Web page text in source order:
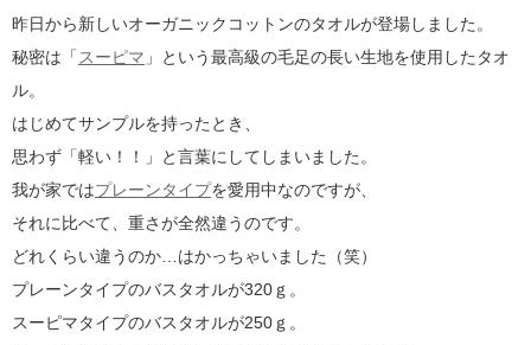
昨日から新しいオーガニックコットンのタオルが登場しました。
秘密は「 スーピマ 」という最高級の毛足の長い生地を使用したタオ
ル。
はじめてサンプルを持ったとき、
思わず「軽い！！」と言葉にしてしまいました。
我が家ではプレーンタイプを愛用中なのですが、
それに比べて、重さが全然違うのです。
どれくらい違うのか…はかっちゃいました（笑）
プレーンタイプのバスタオルが320ｇ。
スーピマタイプのバスタオルが250ｇ。